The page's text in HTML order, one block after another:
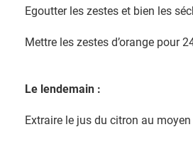
Egoutter les zestes et bien les
Mettre les zestes d’orange pour
Le lendemain :
Extraire le jus du citron au moyen